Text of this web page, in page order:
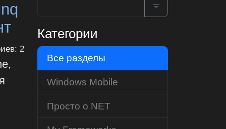
2
Категории
Все разделы
Windows Mobile
Просто о NET